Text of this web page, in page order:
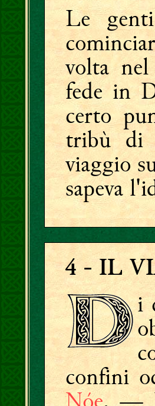
Le
volta
fede in
certo
tribù di
viaggio
sapeva
4- IL
i
confini